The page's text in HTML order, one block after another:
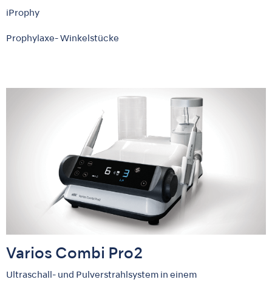
iProphy
Prophylaxe- Winkelstücke
Varios Combi Pro2
Ultraschall- und Pulverstrahlsystem in einem